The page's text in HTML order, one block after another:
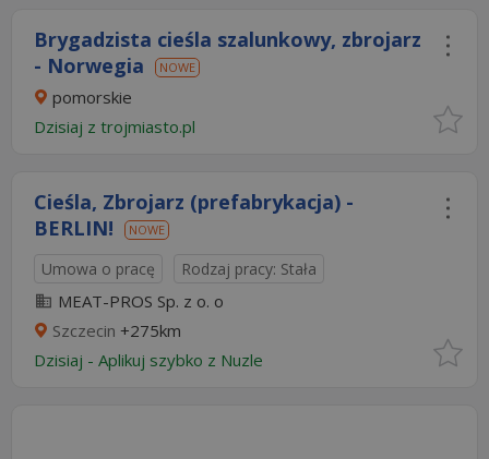
Brygadzista cieśla szalunkowy, zbrojarz
- Norwegia
NOWE
pomorskie
Dzisiaj z trojmiasto.pl
Cieśla, Zbrojarz (prefabrykacja) -
BERLIN!
NOWE
Umowa o pracę Rodzaj pracy: Stała
MEAT-PROS Sp. z o. o
Szczecin +275km
Dzisiaj - Aplikuj szybko z Nuzle